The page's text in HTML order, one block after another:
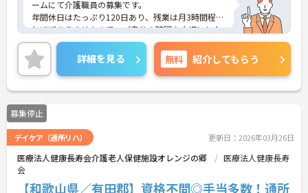
ームにて介護職員の募集です。
年間休日はたっぷり120日あり、残業は月3時間程度
とほぼありませんので、ご自分の時間を大切にしな
がら仕事に取り組んでいただけます！
ご興味のある方には、面接対策ポイントなど、さら
に詳細をお話しいたしますので、お気軽にご相談く
ださい。
詳細を見る 無料 紹介してもらう
募集停止
デイケア（通所リハ） 更新日：2026年03月26日
医療法人健康長寿会介護老人保健施設オレンジの郷
医療法人健康長寿
会
【和歌山県／有田郡】資格不問◎手当多数！通所